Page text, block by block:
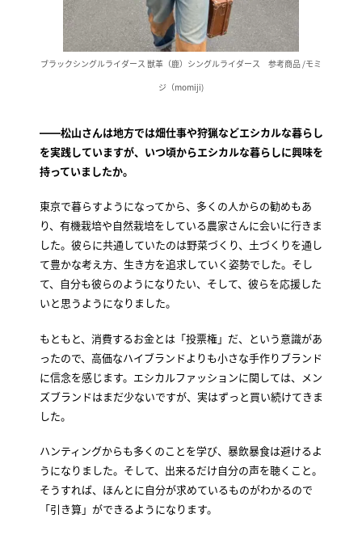
ブラックシングルライダース 獣革（鹿）シングルライダース 参考商品 /モミ
ジ（momiji)
――松山さんは地方では畑仕事や狩猟などエシカルな暮らし
を実践していますが、いつ頃からエシカルな暮らしに興味を
持っていましたか。
東京で暮らすようになってから、多くの人からの勧めもあ
り、有機栽培や自然栽培をしている農家さんに会いに行きま
した。彼らに共通していたのは野菜づくり、土づくりを通し
て豊かな考え方、生き方を追求していく姿勢でした。そし
て、自分も彼らのようになりたい、そして、彼らを応援した
いと思うようになりました。
もともと、消費するお金とは「投票権」だ、という意識があ
ったので、高価なハイブランドよりも小さな手作りブランド
に信念を感じます。エシカルファッションに関しては、メン
ズブランドはまだ少ないですが、実はずっと買い続けてきま
した。
ハンティングからも多くのことを学び、暴飲暴食は避けるよ
うになりました。そして、出来るだけ自分の声を聴くこと。
そうすれば、ほんとに自分が求めているものがわかるので
「引き算」ができるようになります。